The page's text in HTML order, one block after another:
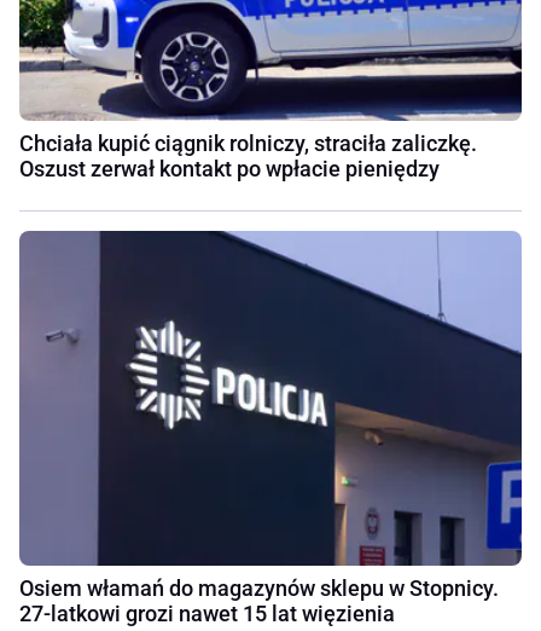
Chciała kupić ciągnik rolniczy, straciła zaliczkę.
Oszust zerwał kontakt po wpłacie pieniędzy
Osiem włamań do magazynów sklepu w Stopnicy.
27-latkowi grozi nawet 15 lat więzienia